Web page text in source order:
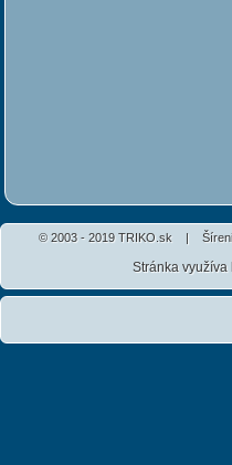
© 2003 - 2019 TRIKO.sk |
Stránka